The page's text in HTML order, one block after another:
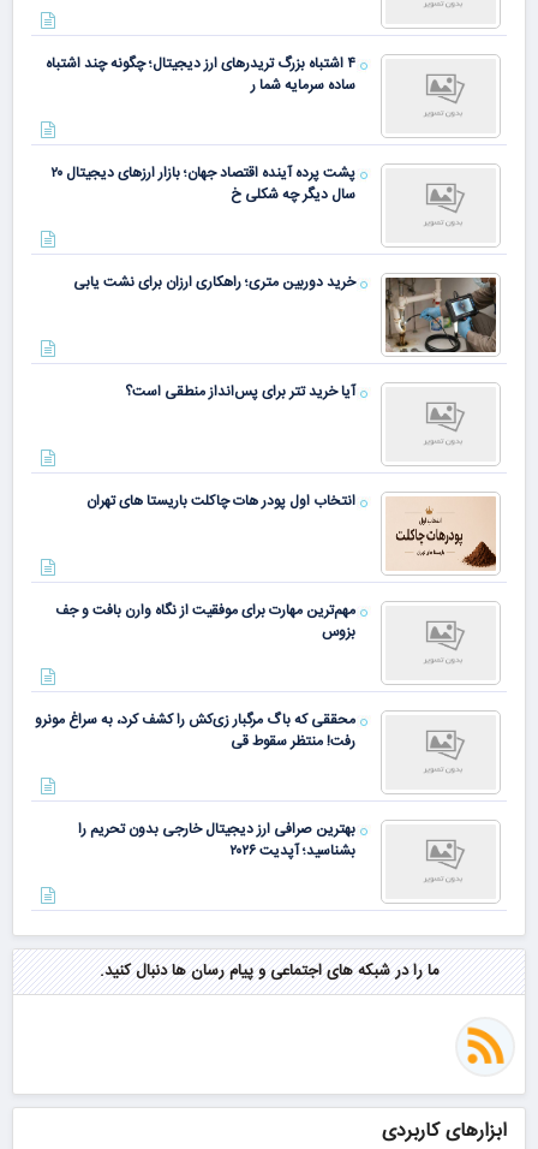
۴ اشتباه بزرگ تریدرهای ارز دیجیتال؛ چگونه چند اشتباه
ساده سرمایه شما ر
پشت پرده آینده اقتصاد جهان؛ بازار ارزهای دیجیتال ۲۰
سال دیگر چه شکلی خ
خرید دوربین متری؛ راهکاری ارزان برای نشت یابی
آیا خرید تتر برای پس‌انداز منطقی است؟
انتخاب اول پودر هات چاکلت باریستا های تهران
مهم‌ترین مهارت برای موفقیت از نگاه وارن بافت و جف
بزوس
محققی که باگ مرگبار زی‌کش را کشف کرد، به سراغ مونرو
رفت! منتظر سقوط قی
بهترین صرافی ارز دیجیتال خارجی بدون تحریم را
بشناسید؛ آپدیت ۲۰۲۶
ما را در شبکه های اجتماعی و پیام رسان ها دنبال کنید.
ابزارهای کاربردی